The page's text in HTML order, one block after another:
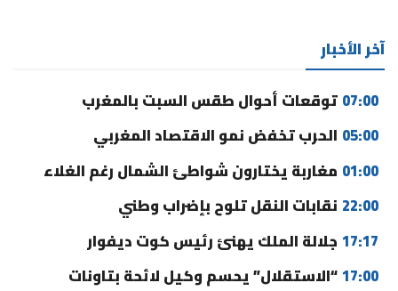
آخر الأخبار
07:00 توقعات أحوال طقس السبت بالمغرب
05:00 الحرب تخفض نمو الاقتصاد المغربي
01:00 مغاربة يختارون شواطئ الشمال رغم الغلاء
22:00 نقابات النقل تلوح بإضراب وطني
17:17 جلالة الملك يهنئ رئيس كوت ديفوار
17:00“الاستقلال” يحسم وكيل لائحة بتاونات